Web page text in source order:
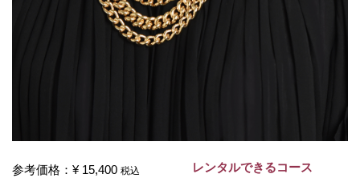
参考価格： ¥ 15,400 税込 レンタルできるコース